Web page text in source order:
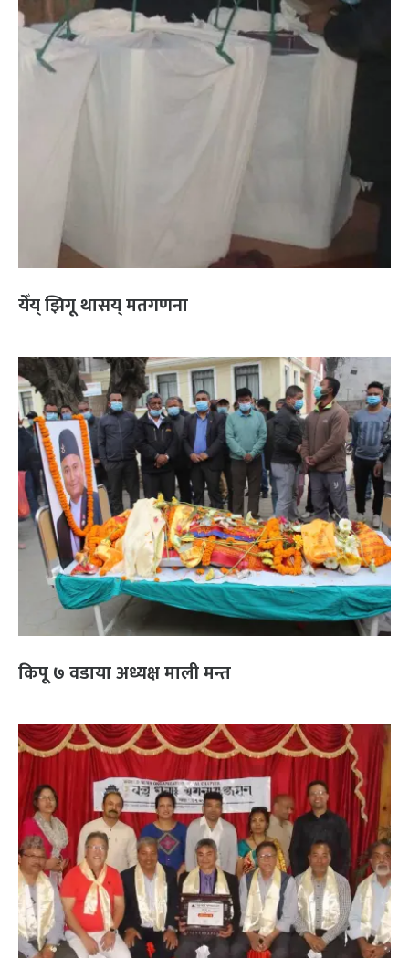
येँय् झिगू थासय् मतगणना
किपू ७ वडाया अध्यक्ष माली मन्त